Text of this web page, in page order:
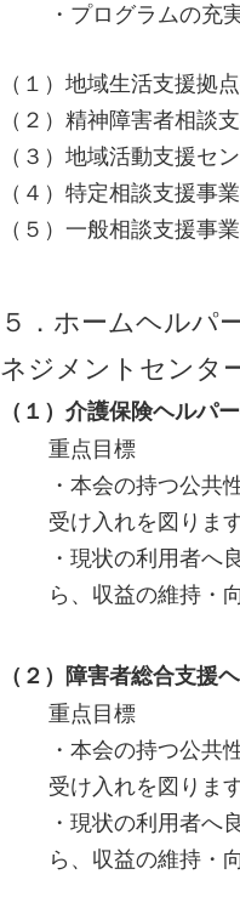
・プログラムの充
（１）地域生活支援拠
（２）精神障害者相談
（３）地域活動支援セ
（４）特定相談支援事
（５）一般相談支援事
５．ホームヘルパ
ネジメントセンタ
（１）介護保険ヘルパ
重点目標
・本会の持つ公共
受け入れを図ります
・現状の利用者へ
ら、収益の維持・
（２）障害者総合支
重点目標
・本会の持つ公共
受け入れを図りま
・現状の利用者へ
ら、収益の維持・